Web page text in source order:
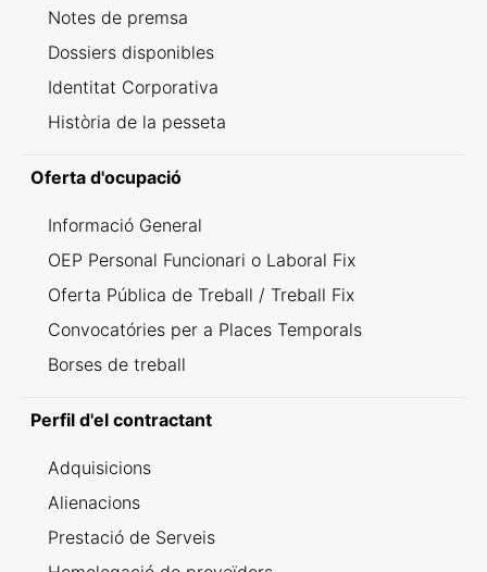
Notes de premsa
Dossiers disponibles
Identitat Corporativa
Història de la pesseta
Oferta d'ocupació
Informació General
OEP Personal Funcionari o Laboral Fix
Oferta Pública de Treball / Treball Fix
Convocatóries per a Places Temporals
Borses de treball
Perfil d'el contractant
Adquisicions
Alienacions
Prestació de Serveis